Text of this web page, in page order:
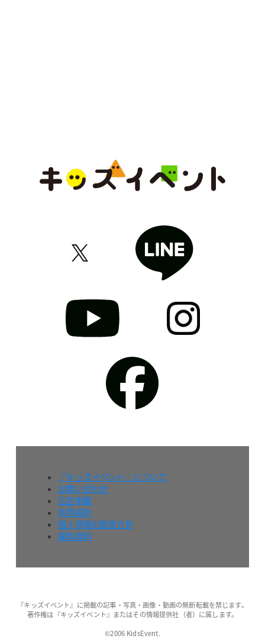
『キッズイベント』について
お問い合わせ
広告掲載
利用規約
個人情報の取扱方針
媒体資料
『キッズイベント』に掲載の記事・写真・画像・動画の無断転載を禁じます。
著作権は『キッズイベント』またはその情報提供社（者）に属します。
©2006 KidsEvent.